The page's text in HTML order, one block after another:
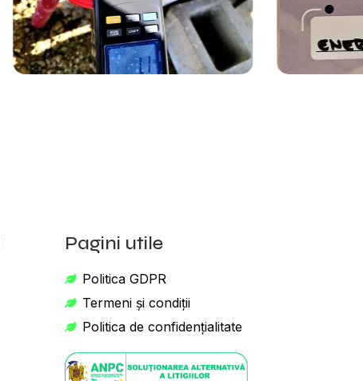
Pagini utile
Politica GDPR
Termeni și condiții
Politica de confidențialitate